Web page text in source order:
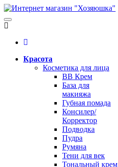
Красота
Косметика для лица
BB Крем
База для
макияжа
Губная помада
Консилер/
Корректор
Подводка
Пудра
Румяна
Тени для век
Тональный крем